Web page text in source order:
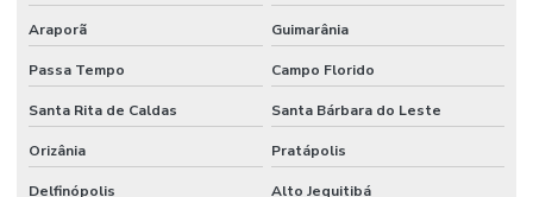
Araporã Guimarânia
Passa Tempo Campo Florido
Santa Rita de Caldas Santa Bárbara do Leste
Orizânia Pratápolis
Delfinópolis Alto Jequitibá